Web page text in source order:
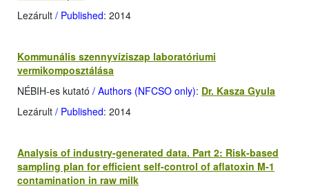
Lezárult / Published: 2014
Kommunális szennyvíziszap laboratóriumi
vermikomposztálása
NÉBIH-es kutató / Authors (NFCSO only): Dr. Kasza Gyula
Lezárult / Published: 2014
Analysis of industry-generated data. Part 2: Risk-based
sampling plan for efficient self-control of aflatoxin M-1
contamination in raw milk